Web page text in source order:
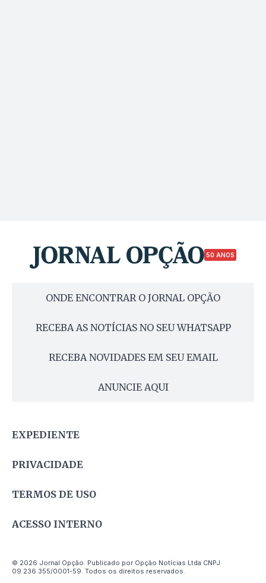
50 ANOS
ONDE ENCONTRAR O JORNAL OPÇÃO
RECEBA AS NOTÍCIAS NO SEU WHATSAPP
RECEBA NOVIDADES EM SEU EMAIL
ANUNCIE AQUI
EXPEDIENTE
PRIVACIDADE
TERMOS DE USO
ACESSO INTERNO
© 2026 Jornal Opção. Publicado por Opção Notícias Ltda CNPJ
09.236.355/0001-59. Todos os direitos reservados.